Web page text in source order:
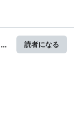
読者になる